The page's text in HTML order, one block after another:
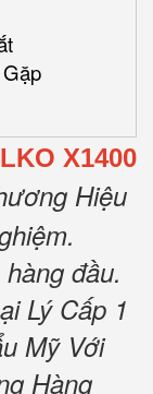
X1400
Hiệu
đầu.
Lý Cấp 1
Mỹ Với
Hàng